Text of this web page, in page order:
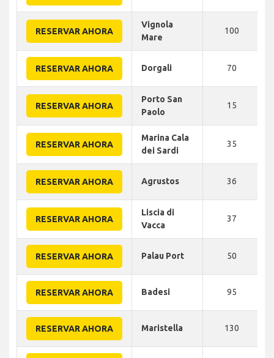
RESERVAR AHORA
Vignola
Mare
100
RESERVAR AHORA Dorgali 70
RESERVAR AHORA
Porto San
Paolo
15
RESERVAR AHORA
Marina Cala
dei Sardi
35
RESERVAR AHORA Agrustos 36
RESERVAR AHORA
Liscia di
Vacca
37
RESERVAR AHORA Palau Port 50
RESERVAR AHORA Badesi 95
RESERVAR AHORA Maristella 130